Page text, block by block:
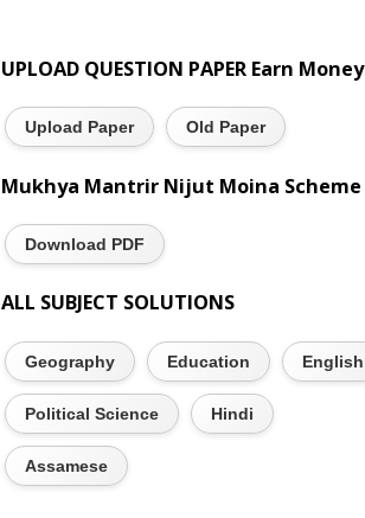
UPLOAD QUESTION PAPER Earn Money
Upload Paper Old Paper
Mukhya Mantrir Nijut Moina Scheme
Download PDF
ALL SUBJECT SOLUTIONS
Geography Education English
Political Science Hindi
Assamese